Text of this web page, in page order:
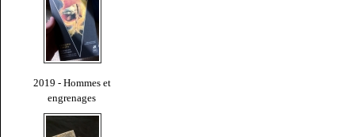
2019 - Hommes et
engrenages